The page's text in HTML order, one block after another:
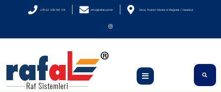
+0542 432 59 49 info@rafal.com.tr İstoç Ticaret Merkezi Bağcılar / İstanbul